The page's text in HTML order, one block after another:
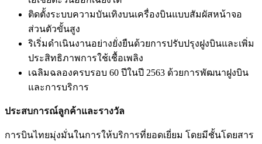
ติดตั้งระบบความบันเทิงบนเครื่องบินแบบสัมผัสหน้าจอ
ส่วนตัวขั้นสูง
ริเริ่มดำเนินงานอย่างยั่งยืนด้วยการปรับปรุงฝูงบินและเพิ่ม
ประสิทธิภาพการใช้เชื้อเพลิง
เฉลิมฉลองครบรอบ 60 ปีในปี 2563 ด้วยการพัฒนาฝูงบิน
และการบริการ
ประสบการณ์ลูกค้าและรางวัล
การบินไทยมุ่งมั่นในการให้บริการที่ยอดเยี่ยม โดยมีชั้นโดยสาร